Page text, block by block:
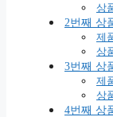
상
2번째 상
제
상
3번째 상
제
상
4번째 상